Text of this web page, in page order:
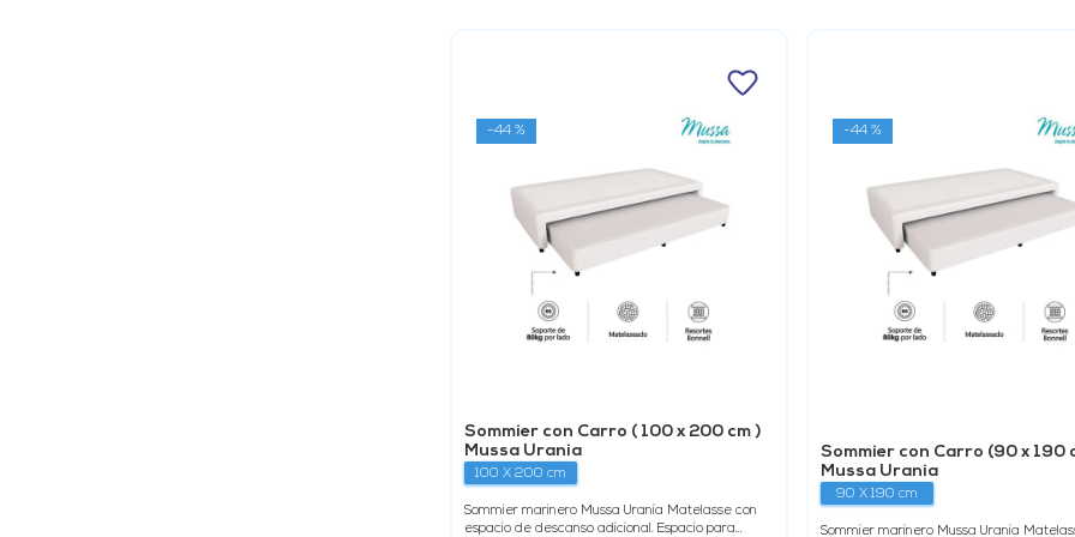
-44 %
Sommier con Carro ( 100 x 200 cm )
Mussa Urania
100 X 200 cm
Sommier marinero Mussa Urania Matelasse con
espacio de descanso adicional. Espacio para
-44 %
Sommier con Carro (90 x 190
Mussa Urania
90 X 190 cm
Sommier marinero Mussa Urania